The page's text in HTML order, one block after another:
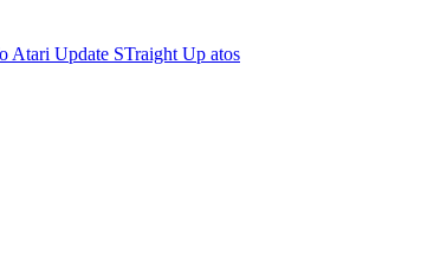
Atari Update STraight Up atos